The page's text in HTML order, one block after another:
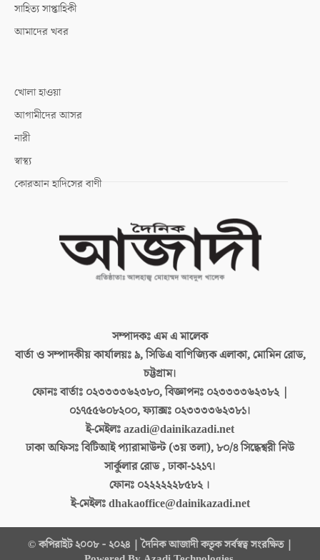
সাহিত্য সাপ্তাহিকী
আমাদের খবর
খোলা হাওয়া
আগামীদের আসর
নারী
স্বাস্থ্য
কোরআন হাদিসের বাণী
সম্পাদকঃএম এ মালেক
বার্তা ও সম্পাদকীয় কার্যালয়ঃ৯, সিডিএ বাণিজ্যিক এলাকা, মোমিন রোড,
চট্টগ্রাম।
ফোনঃ বার্তাঃ ০২৩৩৩৩৬২৩৮০, বিজ্ঞাপনঃ ০২৩৩৩৩৬২৩৮২ |
০১৭৫৫৬০৮২০০, ফ্যাক্সঃ ০২৩৩৩৩৬২৩৮১।
ই-মেইলঃazadi@dainikazadi.net
ঢাকা অফিসঃবিটিআই প্যারামাউন্ট (৩য় তলা), ৮০/৪ সিদ্ধেশ্বরী নিউ
সার্কুলার রোড , ঢাকা-১২১৭।
ফোনঃ ০২২২২২২৮৫৮২ ।
ই-মেইলঃdhakaoffice@dainikazadi.net
© কপিরাইট ২০০৮ - ২০২৪ | দৈনিক আজাদী কতৃক সর্বস্বত্ব সংরক্ষিত |